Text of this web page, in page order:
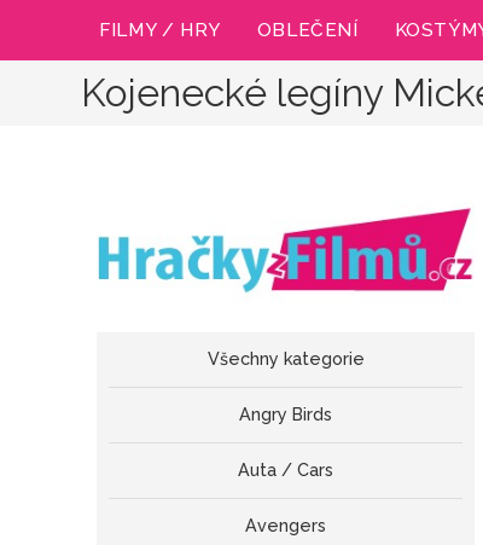
FILMY / HRY OBLEČENÍ
Kojenecké legíny
Všechny kategorie
Angry Birds
Auta / Cars
Avengers